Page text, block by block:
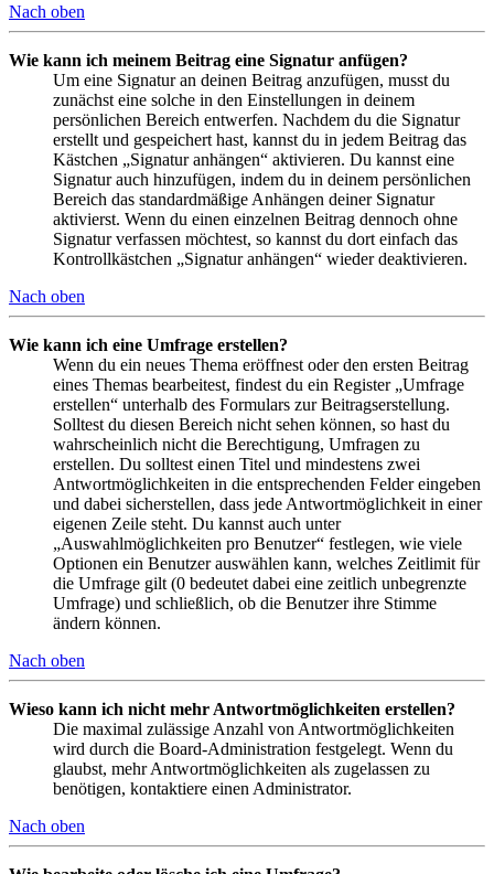
Nach oben
Wie kann ich meinem Beitrag eine Signatur anfügen?
Um eine Signatur an deinen Beitrag anzufügen, musst du
zunächst eine solche in den Einstellungen in deinem
persönlichen Bereich entwerfen. Nachdem du die Signatur
erstellt und gespeichert hast, kannst du in jedem Beitrag das
Kästchen „Signatur anhängen“ aktivieren. Du kannst eine
Signatur auch hinzufügen, indem du in deinem persönlichen
Bereich das standardmäßige Anhängen deiner Signatur
aktivierst. Wenn du einen einzelnen Beitrag dennoch ohne
Signatur verfassen möchtest, so kannst du dort einfach das
Kontrollkästchen „Signatur anhängen“ wieder deaktivieren.
Nach oben
Wie kann ich eine Umfrage erstellen?
Wenn du ein neues Thema eröffnest oder den ersten Beitrag
eines Themas bearbeitest, findest du ein Register „Umfrage
erstellen“ unterhalb des Formulars zur Beitragserstellung.
Solltest du diesen Bereich nicht sehen können, so hast du
wahrscheinlich nicht die Berechtigung, Umfragen zu
erstellen. Du solltest einen Titel und mindestens zwei
Antwortmöglichkeiten in die entsprechenden Felder eingeben
und dabei sicherstellen, dass jede Antwortmöglichkeit in einer
eigenen Zeile steht. Du kannst auch unter
„Auswahlmöglichkeiten pro Benutzer“ festlegen, wie viele
Optionen ein Benutzer auswählen kann, welches Zeitlimit für
die Umfrage gilt (0 bedeutet dabei eine zeitlich unbegrenzte
Umfrage) und schließlich, ob die Benutzer ihre Stimme
ändern können.
Nach oben
Wieso kann ich nicht mehr Antwortmöglichkeiten erstellen?
Die maximal zulässige Anzahl von Antwortmöglichkeiten
wird durch die Board-Administration festgelegt. Wenn du
glaubst, mehr Antwortmöglichkeiten als zugelassen zu
benötigen, kontaktiere einen Administrator.
Nach oben